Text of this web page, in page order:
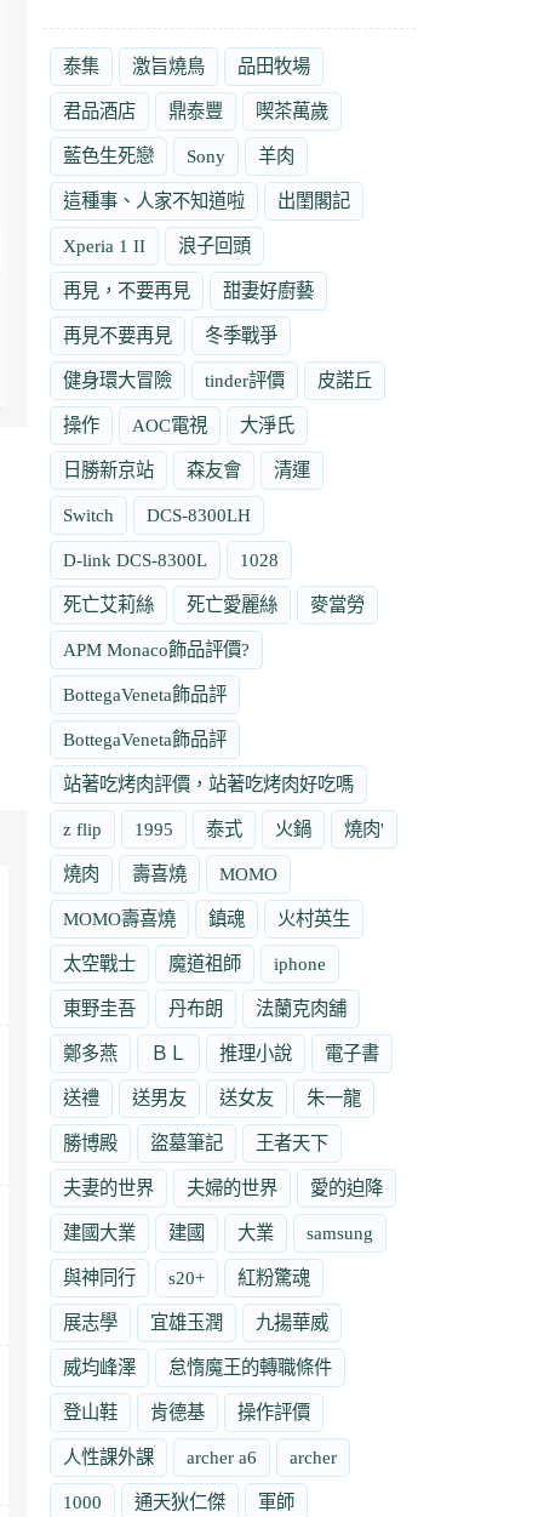
泰集 激旨燒鳥 品田牧場
君品酒店 鼎泰豐 喫茶萬歲
藍色生死戀 Sony 羊肉
這種事、人家不知道啦 出閨閣記
Xperia 1 II 浪子回頭
再見，不要再見 甜妻好廚藝
再見不要再見 冬季戰爭
健身環大冒險 tinder評價 皮諾丘
操作 AOC電視 大淨氏
日勝新京站 森友會 清運
Switch DCS-8300LH
D-link DCS-8300L 1028
死亡艾莉絲 死亡愛麗絲 麥當勞
APM Monaco飾品評價?
BottegaVeneta飾品評
BottegaVeneta飾品評
站著吃烤肉評價，站著吃烤肉好吃嗎
z flip 1995 泰式 火鍋 燒肉'
燒肉 壽喜燒 MOMO
MOMO壽喜燒 鎮魂 火村英生
太空戰士 魔道祖師 iphone
東野圭吾 丹布朗 法蘭克肉舖
鄭多燕 ＢＬ 推理小說 電子書
送禮 送男友 送女友 朱一龍
勝博殿 盜墓筆記 王者天下
夫妻的世界 夫婦的世界 愛的迫降
建國大業 建國 大業 samsung
與神同行 s20+ 紅粉驚魂
展志學 宜雄玉潤 九揚華威
威均峰澤 怠惰魔王的轉職條件
登山鞋 肯德基 操作評價
人性課外課 archer a6 archer
1000 通天狄仁傑 軍師